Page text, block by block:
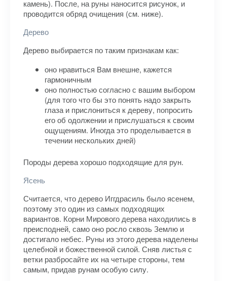
камень). После, на руны наносится рисунок, и
проводится обряд очищения (см. ниже).
Дерево
Дерево выбирается по таким признакам как:
оно нравиться Вам внешне, кажется
гармоничным
оно полностью согласно с вашим выбором
(для того что бы это понять надо закрыть
глаза и прислониться к дереву, попросить
его об одолжении и прислушаться к своим
ощущениям. Иногда это проделывается в
течении нескольких дней)
Породы дерева хорошо подходящие для рун.
Ясень
Считается, что дерево Иггдрасиль было ясенем,
поэтому это один из самых подходящих
вариантов. Корни Мирового дерева находились в
преисподней, само оно росло сквозь Землю и
достигало небес. Руны из этого дерева наделены
целебной и божественной силой. Сняв листья с
ветки разбросайте их на четыре стороны, тем
самым, придав рунам особую силу.